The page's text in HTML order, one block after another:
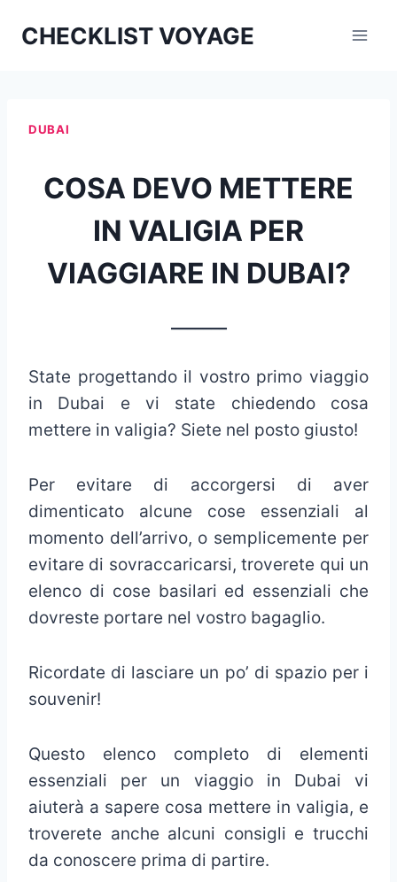
CHECKLIST VOYAGE
DUBAI
COSA DEVO METTERE
IN VALIGIA PER
VIAGGIARE IN DUBAI?
State progettando il vostro primo viaggio
in Dubai e vi state chiedendo cosa
mettere in valigia? Siete nel posto giusto!
Per evitare di accorgersi di aver
dimenticato alcune cose essenziali al
momento dell’arrivo, o semplicemente per
evitare di sovraccaricarsi, troverete qui un
elenco di cose basilari ed essenziali che
dovreste portare nel vostro bagaglio.
Ricordate di lasciare un po’ di spazio per i
souvenir!
Questo elenco completo di elementi
essenziali per un viaggio in Dubai vi
aiuterà a sapere cosa mettere in valigia, e
troverete anche alcuni consigli e trucchi
da conoscere prima di partire.